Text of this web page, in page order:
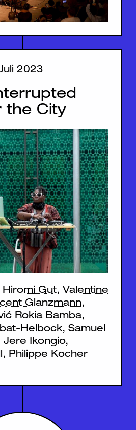
2023
the City
Hiromi Gut, Valentine
Glanzmann,
Rokia Bamba,
Helbock, Samuel
Jere Ikongio,
Philippe Kocher